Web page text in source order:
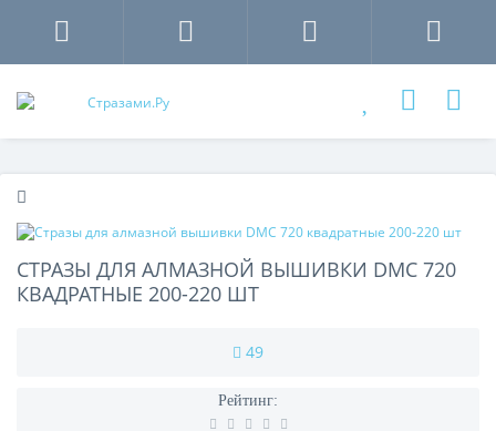
СТРАЗЫ ДЛЯ АЛМАЗНОЙ ВЫШИВКИ DMC 720
КВАДРАТНЫЕ 200-220 ШТ
49
Рейтинг: